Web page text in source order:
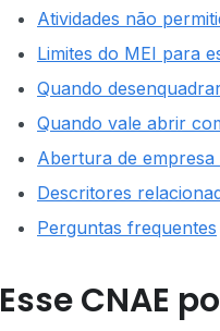
Atividades não
Limites do MEI para
Quando
Quando vale abrir
Abertura de empresa
Descritores
Perguntas frequentes
Esse CNAE